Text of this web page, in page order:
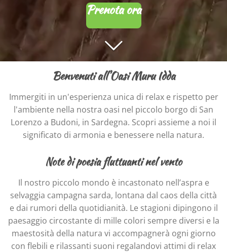
Prenota ora
Benvenuti all'Oasi Muru Idda
Immergiti in un'esperienza unica di relax e rispetto per
l'ambiente nella nostra oasi nel piccolo borgo di San
Lorenzo a Budoni, in Sardegna. Scopri assieme a noi il
significato di armonia e benessere nella natura.
Note di poesia fluttuanti nel vento
Il nostro piccolo mondo è incastonato nell’aspra e
selvaggia campagna sarda, lontana dal caos della città
e dai rumori della quotidianità. Le stagioni dipingono il
paesaggio circostante di mille colori sempre diversi e la
maestosità della natura vi accompagnerà ogni giorno
con flebili e rilassanti suoni regalandovi attimi di relax